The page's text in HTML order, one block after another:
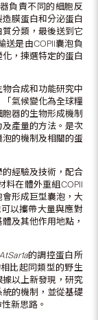
負責不同的細胞反
膜蛋白和分泌蛋白
分類，最後送到它
送是由COPII囊泡負
，揀選特定的蛋白
合成和功能研究中
氣候變化為全球糧
器的生物形成機制
產量的方法。是次
的機制及相關的蛋
經驗及技術，配合
料在體外重組COPII
形成巨型囊泡，大
以攜帶大量與應對
及其他作用地點，
的調控蛋白所
比起同類型的野生
以上新發現，研究
的機制，並從基礎
新思路。